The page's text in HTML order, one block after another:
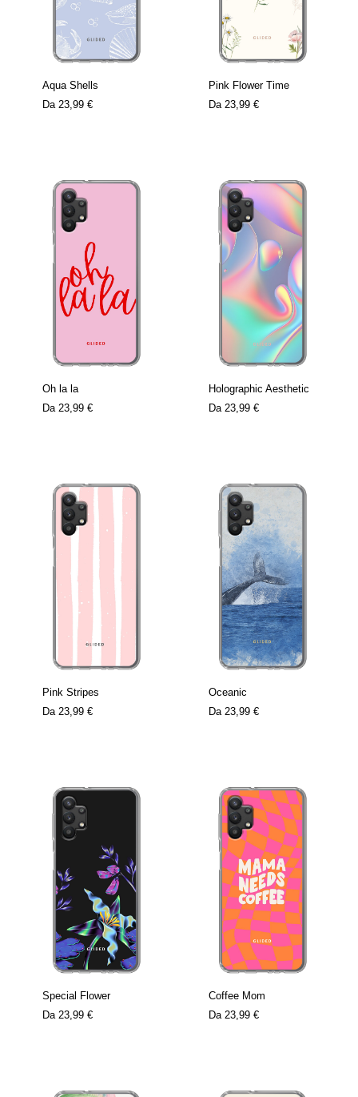
Aqua Shells
Da 23,99 €
Pink Flower Time
Da 23,99 €
Oh la la
Da 23,99 €
Holographic Aesthetic
Da 23,99 €
Pink Stripes
Da 23,99 €
Oceanic
Da 23,99 €
Special Flower
Da 23,99 €
Coffee Mom
Da 23,99 €